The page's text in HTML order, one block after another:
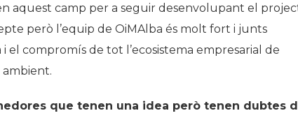
aquest camp per a seguir desenvolupant el
però l’equip de OiMAlba és molt fort i junts
compromís de tot l’ecosistema empresarial de
que tenen una idea però tenen dubtes